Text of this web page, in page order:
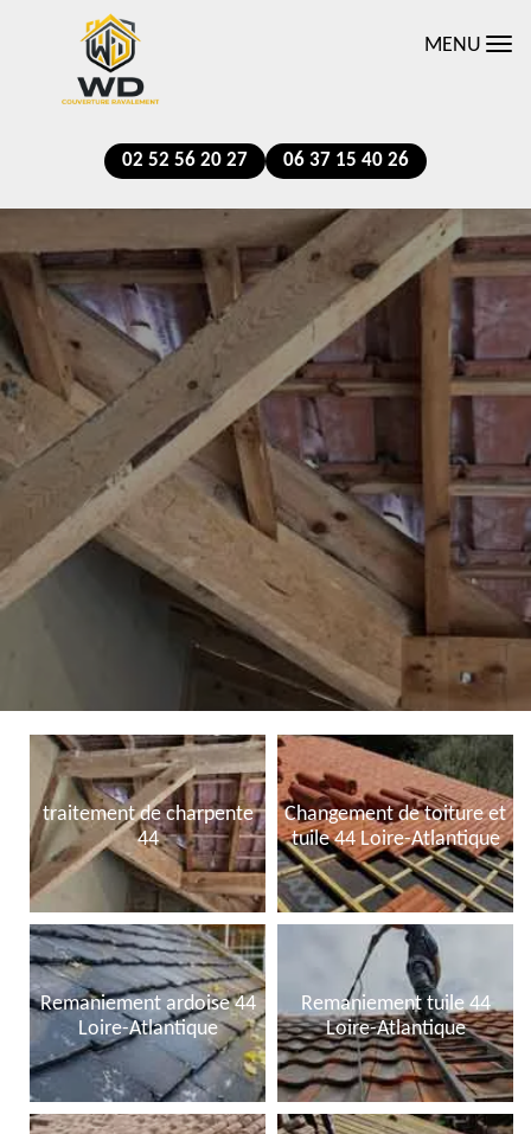
MENU
02 52 56 20 27 06 37 15 40 26
traitement de charpente
44
Changement de toiture et
tuile 44 Loire-Atlantique
Remaniement ardoise 44
Loire-Atlantique
Remaniement tuile 44
Loire-Atlantique